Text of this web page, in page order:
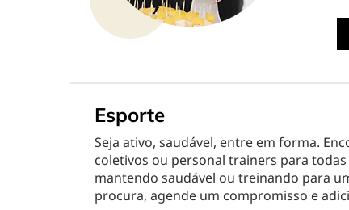
Esporte
Seja ativo, saudável, entre em forma.
coletivos ou personal trainers para todas
mantendo saudável ou treinando para
procura, agende um compromisso e